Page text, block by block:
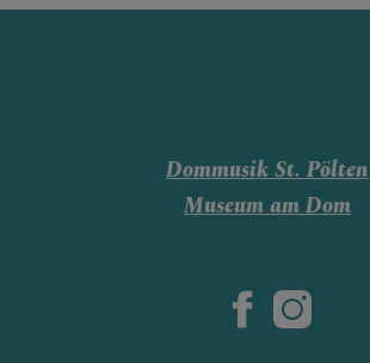
Dommusik St. Pölten
Museum am Dom